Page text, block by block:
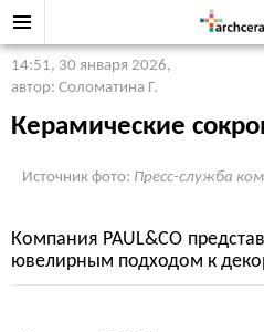
14:51, 30 января 2026,
автор: Соломатина Г.
Керамические
Источник фото: Пресс-служба
Компания PAUL&CO
ювелирным подходом к